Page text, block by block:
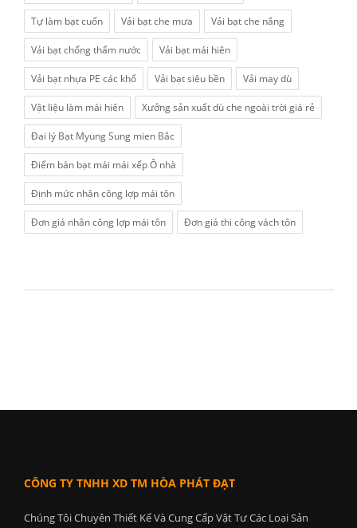
Tự làm bạt cuốn Vải bạt che mưa Vải bạt che nắng
Vải bạt chống thấm nước Vải bạt mái hiên
Vải bạt nhựa PE các khổ Vải bạt siêu bền Vải may dù
Vật liệu làm mái hiên Xưởng sản xuất dù che ngoài trời giá rẻ
Đai lý Bạt Myung Sung mien Bắc
Điểm bán bạt mái mái xếp Ô nhà
Định mức nhân công lợp mái tôn
Đơn giá nhân công lợp mái tôn Đơn giá thi công vách tôn
CÔNG TY TNHH XD TM HÒA PHÁT ĐẠT
Chúng Tôi Chuyên Thiết Kế Và Cung Cấp Vật Tư Các Loại Sản